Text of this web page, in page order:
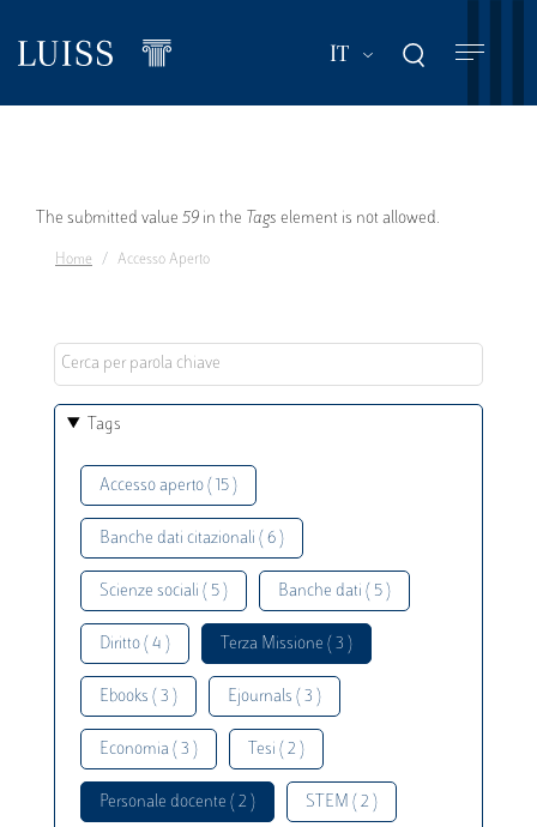
contenuto
IT Mostra ulteriori
Messaggio
di
The submitted value 59 in the Tags element is not allowed.
Home Accesso Aperto
Tags
Accesso aperto ( 15 )
Banche dati citazionali ( 6 )
Scienze sociali ( 5 ) Banche dati ( 5 )
Diritto ( 4 ) Terza Missione ( 3 )
Ebooks ( 3 ) Ejournals ( 3 )
Economia ( 3 ) Tesi ( 2 )
Personale docente ( 2 ) STEM ( 2 )